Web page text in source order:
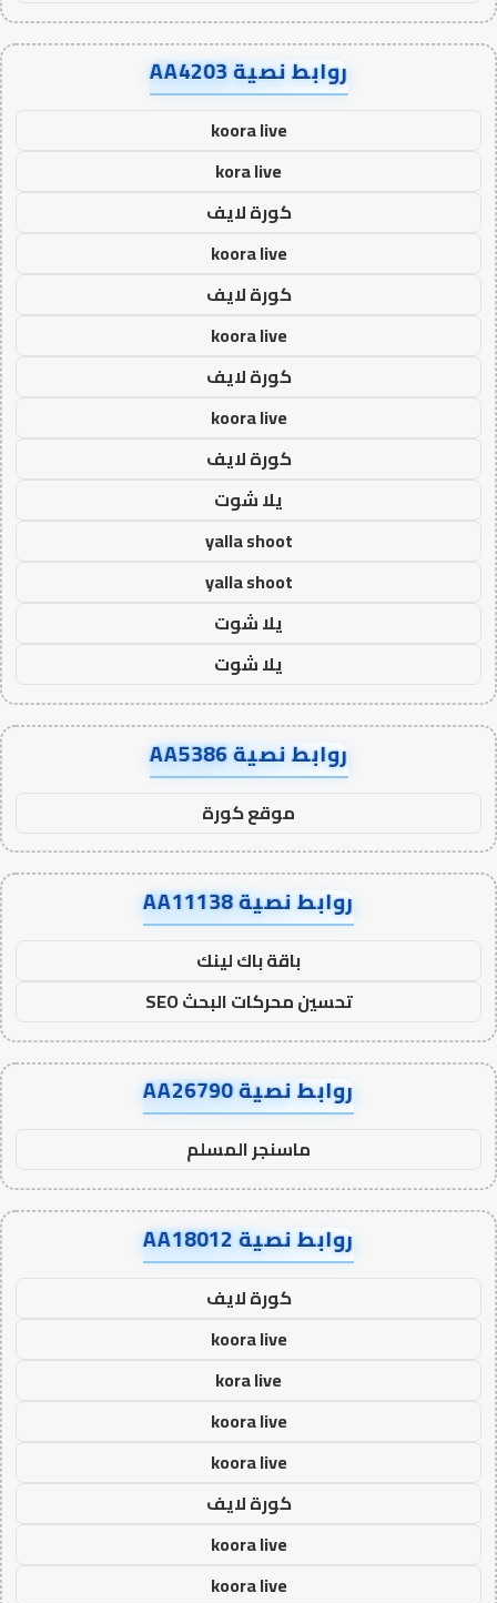
روابط نصية AA4203
koora live
kora live
كورة لايف
koora live
كورة لايف
koora live
كورة لايف
koora live
كورة لايف
يلا شوت
yalla shoot
yalla shoot
يلا شوت
يلا شوت
روابط نصية AA5386
موقع كورة
روابط نصية AA11138
باقة باك لينك
تحسين محركات البحث SEO
روابط نصية AA26790
ماسنجر المسلم
روابط نصية AA18012
كورة لايف
koora live
kora live
koora live
koora live
كورة لايف
koora live
koora live